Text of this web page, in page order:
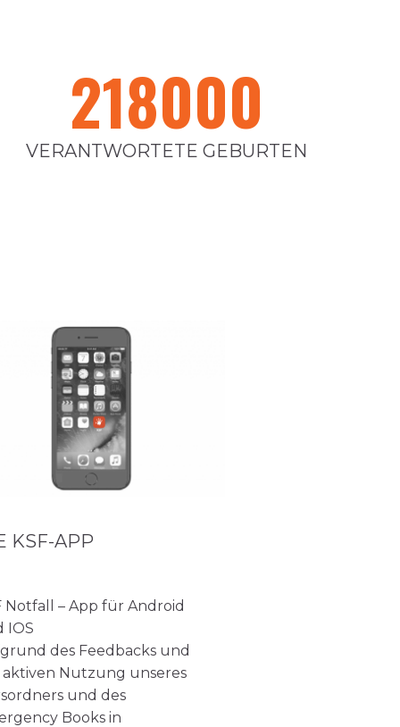
218000
VERANTWORTETE GEBURTEN
KSF-APP
Notfall – App für Android
IOS
des Feedbacks und
Nutzung unseres
und des
Books in